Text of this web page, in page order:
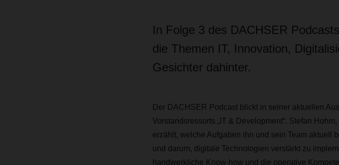
In Folge 3 des DACHSER
die Themen IT, Innovation,
Gesichter dahinter.
Der DACHSER Podcast blickt in seiner aktuellen
Vorstandsressorts „IT & Development“. Stefan
erzählt, welche Aufgaben ihn und sein Team aktuell
und darum, digitale Technologien verstärkt zu
handwerkliche Know-how und die operative